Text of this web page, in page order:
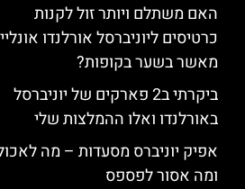
האם משתלם ויותר זול לקנות
כרטיסים ליוניברסל אורלנדו
מאשר בשער בקופות?
ביקרתי ב2 פארקים של יוניברסל
באורלנדו ואלו ההמלצות שלי
אפיק יוניברס מסעדות – מה
ומה אסור לפספס